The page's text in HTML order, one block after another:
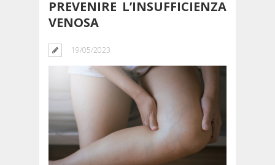
PREVENIRE L’INSUFFICIENZA
VENOSA
19/05/2023